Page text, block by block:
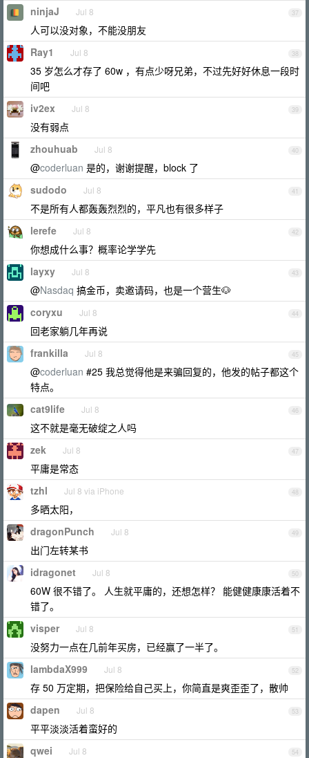
37
ninjaJ Jul 8
人可以没对象，不能没朋友
38
Ray1 Jul 8
35 岁怎么才存了 60w ，有点少呀兄弟，不过先好好休息一段时
间吧
39
iv2ex Jul 8
没有弱点
40
zhouhuab Jul 8
@coderluan 是的，谢谢提醒，block 了
41
sudodo Jul 8
不是所有人都轰轰烈烈的，平凡也有很多样子
42
lerefe Jul 8
你想成什么事？概率论学学先
43
layxy Jul 8
@Nasdaq 搞金币，卖邀请码，也是一个营生🐶
44
coryxu Jul 8
回老家躺几年再说
45
frankilla Jul 8
@coderluan #25 我总觉得他是来骗回复的，他发的帖子都这个
特点。
46
cat9life Jul 8
这不就是毫无破绽之人吗
47
zek Jul 8
平庸是常态
48
tzhl Jul 8 via iPhone
多晒太阳，
49
dragonPunch Jul 8
出门左转某书
50
idragonet Jul 8
60W 很不错了。 人生就平庸的，还想怎样？ 能健健康康活着不
错了。
51
visper Jul 8
没努力一点在几前年买房，已经赢了一半了。
52
lambdaX999 Jul 8
存 50 万定期，把保险给自己买上，你简直是爽歪歪了，散帅
53
dapen Jul 8
平平淡淡活着蛮好的
54
qwei Jul 8